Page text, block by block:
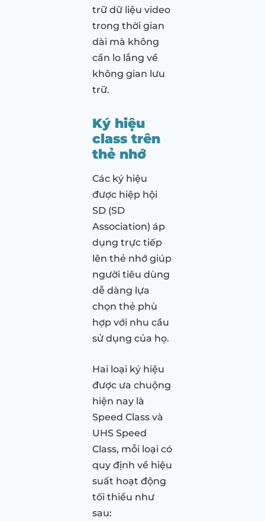
trữ dữ liệu video
trong thời gian
dài mà không
cần lo lắng về
không gian lưu
trữ.
Ký hiệu
class trên
thẻ nhớ
Các ký hiệu
được hiệp hội
SD (SD
Association) áp
dụng trực tiếp
lên thẻ nhớ giúp
người tiêu dùng
dễ dàng lựa
chọn thẻ phù
hợp với nhu cầu
sử dụng của họ.
Hai loại ký hiệu
được ưa chuộng
hiện nay là
Speed Class và
UHS Speed
Class, mỗi loại có
quy định về hiệu
suất hoạt động
tối thiểu như
sau: